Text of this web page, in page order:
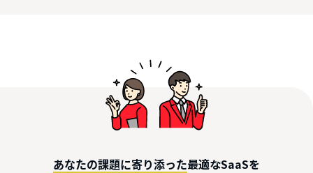
あなたの課題に寄り添った最適なSaaSを